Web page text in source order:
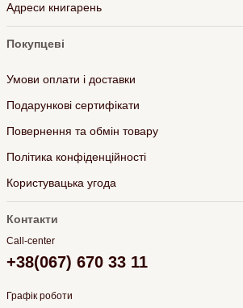
Адреси книгарень
Покупцеві
Умови оплати і доставки
Подарункові сертифікати
Повернення та обмін товару
Політика конфіденційності
Користувацька угода
Контакти
Call-center
+38(067) 670 33 11
Графік роботи